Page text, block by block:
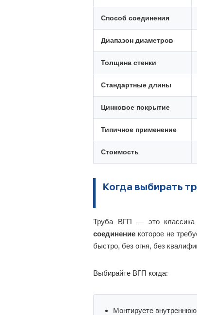
Способ соединения
Диапазон диаметров
Толщина стенки
Стандартные длины
Цинковое покрытие
Типичное применение
Стоимость
Когда выбирать
Труба ВГП — это классика
соединение которое не
быстро, без огня, без
Выбирайте ВГП когда:
Монтируете